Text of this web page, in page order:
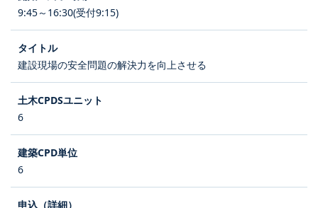
9:45～16:30(受付9:15)
建設現場の安全問題の解決力を向上させる
6
6